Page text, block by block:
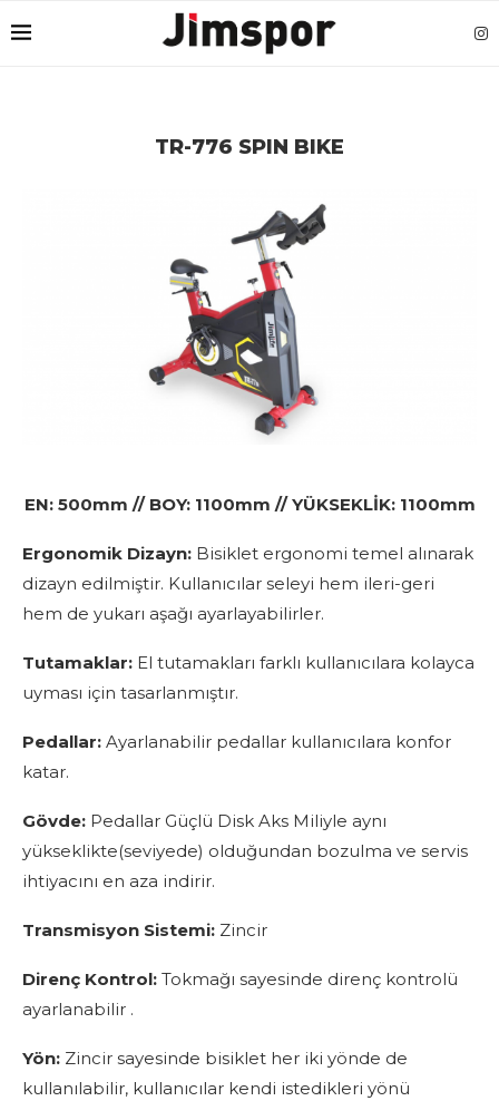
TR-776 SPIN BIKE
EN: 500mm // BOY: 1100mm // YÜKSEKLİK: 1100mm
Ergonomik Dizayn: Bisiklet ergonomi temel alınarak
dizayn edilmiştir. Kullanıcılar seleyi hem ileri-geri
hem de yukarı aşağı ayarlayabilirler.
Tutamaklar: El tutamakları farklı kullanıcılara kolayca
uyması için tasarlanmıştır.
Pedallar: Ayarlanabilir pedallar kullanıcılara konfor
katar.
Gövde: Pedallar Güçlü Disk Aks Miliyle aynı
yükseklikte(seviyede) olduğundan bozulma ve servis
ihtiyacını en aza indirir.
Transmisyon Sistemi: Zincir
Direnç Kontrol: Tokmağı sayesinde direnç kontrolü
ayarlanabilir .
Yön: Zincir sayesinde bisiklet her iki yönde de
kullanılabilir, kullanıcılar kendi istedikleri yönü